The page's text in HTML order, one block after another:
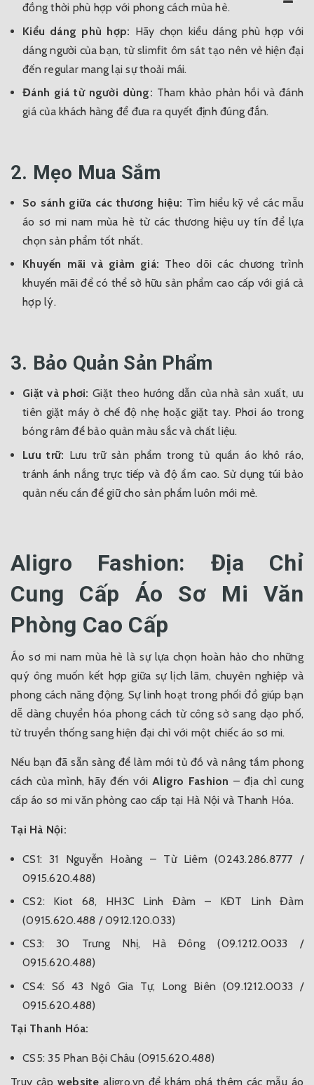
đồng thời phù hợp với phong cách mùa hè.
Kiểu dáng phù hợp: Hãy chọn kiểu dáng phù hợp với
dáng người của bạn, từ slimfit ôm sát tạo nên vẻ hiện đại
đến regular mang lại sự thoải mái.
Đánh giá từ người dùng: Tham khảo phản hồi và đánh
giá của khách hàng để đưa ra quyết định đúng đắn.
2. Mẹo Mua Sắm
So sánh giữa các thương hiệu: Tìm hiểu kỹ về các mẫu
áo sơ mi nam mùa hè từ các thương hiệu uy tín để lựa
chọn sản phẩm tốt nhất.
Khuyến mãi và giảm giá: Theo dõi các chương trình
khuyến mãi để có thể sở hữu sản phẩm cao cấp với giá cả
hợp lý.
3. Bảo Quản Sản Phẩm
Giặt và phơi: Giặt theo hướng dẫn của nhà sản xuất, ưu
tiên giặt máy ở chế độ nhẹ hoặc giặt tay. Phơi áo trong
bóng râm để bảo quản màu sắc và chất liệu.
Lưu trữ: Lưu trữ sản phẩm trong tủ quần áo khô ráo,
tránh ánh nắng trực tiếp và độ ẩm cao. Sử dụng túi bảo
quản nếu cần để giữ cho sản phẩm luôn mới mẻ.
Aligro Fashion: Địa Chỉ
Cung Cấp Áo Sơ Mi Văn
Phòng Cao Cấp
Áo sơ mi nam mùa hè là sự lựa chọn hoàn hảo cho những
quý ông muốn kết hợp giữa sự lịch lãm, chuyên nghiệp và
phong cách năng động. Sự linh hoạt trong phối đồ giúp bạn
dễ dàng chuyển hóa phong cách từ công sở sang dạo phố,
từ truyền thống sang hiện đại chỉ với một chiếc áo sơ mi.
Nếu bạn đã sẵn sàng để làm mới tủ đồ và nâng tầm phong
cách của mình, hãy đến với Aligro Fashion – địa chỉ cung
cấp áo sơ mi văn phòng cao cấp tại Hà Nội và Thanh Hóa.
Tại Hà Nội:
CS1: 31 Nguyễn Hoàng – Từ Liêm (0243.286.8777 /
0915.620.488)
CS2: Kiot 68, HH3C Linh Đàm – KĐT Linh Đàm
(0915.620.488 / 0912.120.033)
CS3: 30 Trưng Nhị, Hà Đông (09.1212.0033 /
0915.620.488)
CS4: Số 43 Ngô Gia Tự, Long Biên (09.1212.0033 /
0915.620.488)
Tại Thanh Hóa:
CS5: 35 Phan Bội Châu (0915.620.488)
Truy cập website aligro.vn để khám phá thêm các mẫu áo